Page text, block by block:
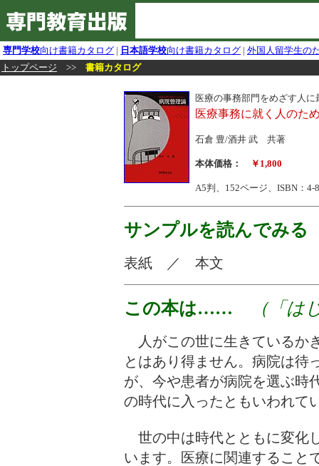
専門学校向け書籍カタログ | 日本語学校向け書籍カタログ | 外国人留学生の
トップページ >> 書籍カタログ
医療の事務部門をめざす人
医療事務に就く人の
石倉 豊/酒井 武 共著
本体価格： ￥1,800
A5判、152ページ、ISBN：4-
サンプルを読んでみる
表紙 ／ 本文
この本は…… （「は
人がこの世に生きているか
とはあり得ません。病院は待
が、今や患者が病院を選ぶ時
の時代に入ったともいわれ
世の中は時代とともに変化
います。医療に関連すること